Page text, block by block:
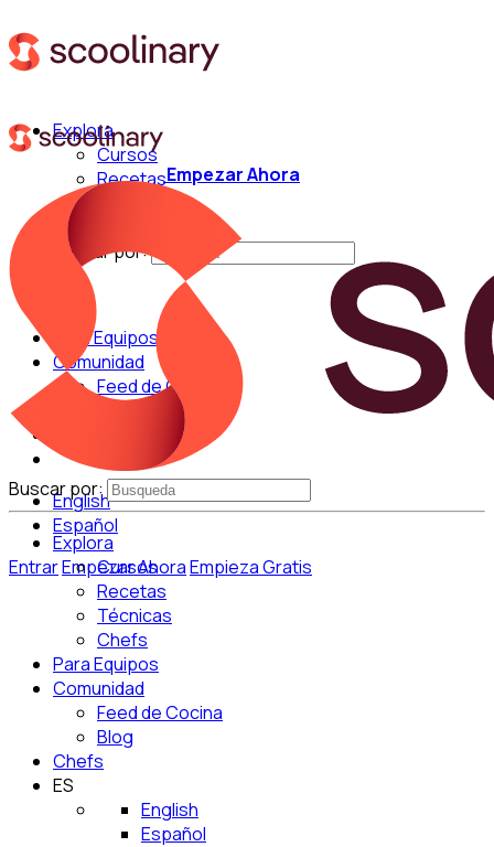
Explora
Cursos
Recetas
Buscar por:
Para Equipos
Comunidad
Feed de Cocina
English
Español
EntrarEmpezar AhoraEmpieza Gratis
Empezar Ahora
Buscar por:
Explora
Cursos
Recetas
Técnicas
Chefs
Para Equipos
Comunidad
Feed de Cocina
Blog
Chefs
ES
English
Español